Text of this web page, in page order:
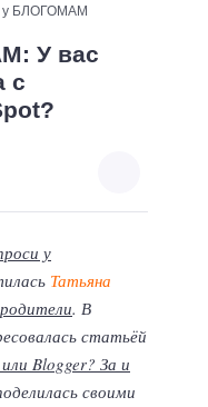
у БЛОГОМАМ
У вас
с
у
Татьяна
. В
статьёй
Blogger? За и
своими